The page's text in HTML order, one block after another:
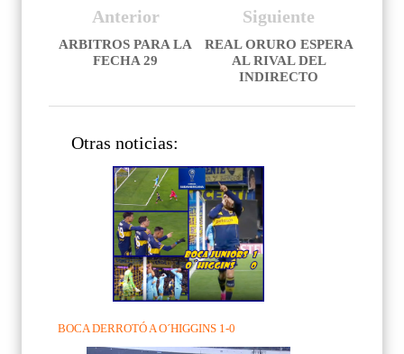
Siguiente
REAL ORURO ESPERA
AL RIVAL DEL
INDIRECTO
Anterior
ARBITROS PARA LA
FECHA 29
Otras noticias:
BOCA DERROTÓ A O´HIGGINS 1-0